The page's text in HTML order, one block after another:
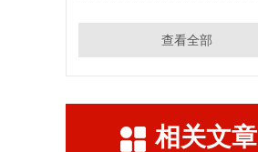
查看全部
相关文章